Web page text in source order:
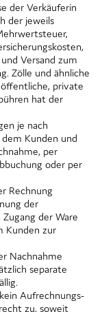
der Verkäuferin
der jeweils
Versand zum
Zölle und ähnliche
private
hat der
je nach
Kunden und
per
oder per
Rechnung
der
der Ware
Kunden zur
Nachnahme
separate
Aufrechnungs-
zu, soweit